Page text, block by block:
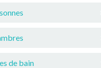
de bain